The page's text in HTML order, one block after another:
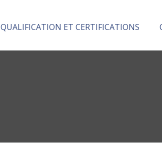
QUALIFICATION ET CERTIFICATIONS